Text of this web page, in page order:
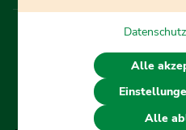
Vertrag
© 2026 Ausbildungspark
Datenschutz
Alle
Alle